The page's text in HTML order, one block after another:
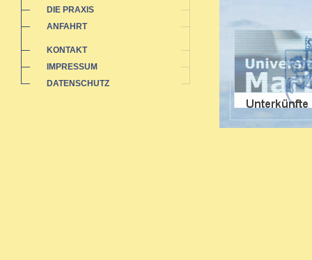
DIE PRAXIS
ANFAHRT
KONTAKT
IMPRESSUM
DATENSCHUTZ